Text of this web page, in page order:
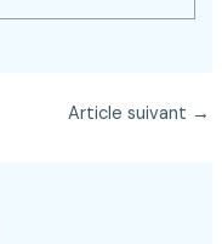
Article suivant →